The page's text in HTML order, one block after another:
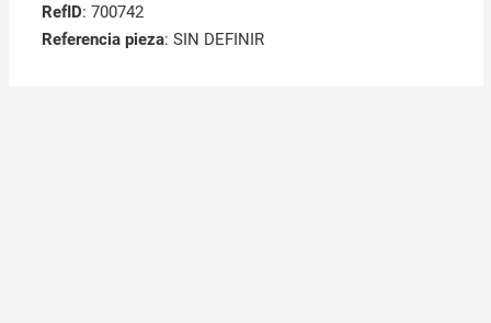
RefID: 700742
Referencia pieza: SIN DEFINIR